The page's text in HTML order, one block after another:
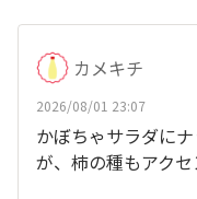
カメキチ
2026/08/01 23:07
かぼちゃサラダに
が、柿の種もアク